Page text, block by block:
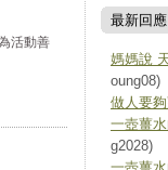
活動善
最新回應
媽媽說
oung08)
做人要
一壺薑
g2028)